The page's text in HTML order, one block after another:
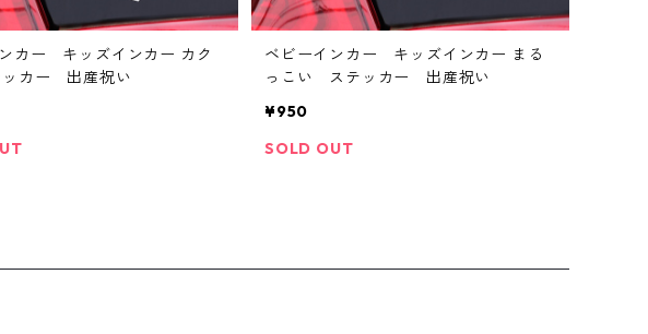
カー キッズインカー カク
ッカー 出産祝い
ベビーインカー キッズインカー まる
っこい ステッカー 出産祝い
¥950
SOLD OUT